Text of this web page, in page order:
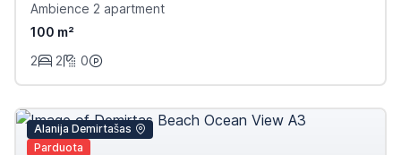
Ambience 2 apartment
100 m²
2
2 0
Alanija Demirtašas
Parduota